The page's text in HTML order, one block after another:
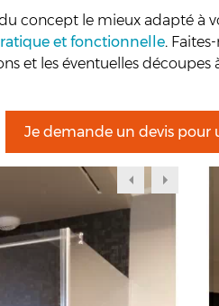
concept le mieux adapté à
et fonctionnelle.
et les éventuelles découpes
Je demande un devis pour
Previous
Next